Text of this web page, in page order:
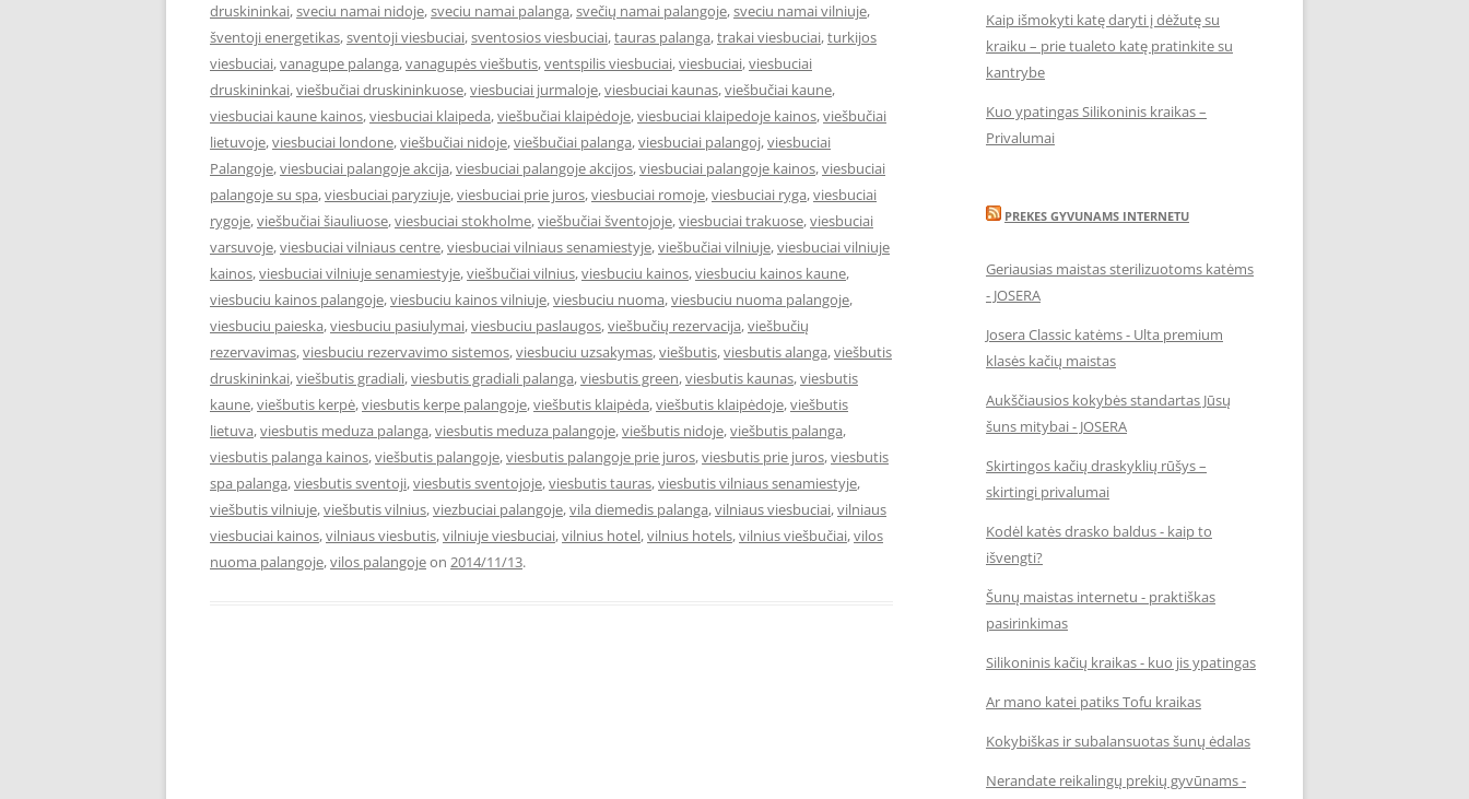
druskininkai,sveciu namai nidoje,sveciu namai palanga,svečių namai palangoje,sveciu namai vilniuje,
šventoji energetikas,sventoji viesbuciai,sventosios viesbuciai,tauras palanga,trakai viesbuciai,turkijos
viesbuciai,vanagupe palanga,vanagupės viešbutis,ventspilis viesbuciai,viesbuciai,viesbuciai
druskininkai,viešbučiai druskininkuose,viesbuciai jurmaloje,viesbuciai kaunas,viešbučiai kaune,
viesbuciai kaune kainos,viesbuciai klaipeda,viešbučiai klaipėdoje,viesbuciai klaipedoje kainos,viešbučiai
lietuvoje,viesbuciai londone,viešbučiai nidoje,viešbučiai palanga,viesbuciai palangoj,viesbuciai
Palangoje,viesbuciai palangoje akcija,viesbuciai palangoje akcijos,viesbuciai palangoje kainos,viesbuciai
palangoje su spa,viesbuciai paryziuje,viesbuciai prie juros,viesbuciai romoje,viesbuciai ryga,viesbuciai
rygoje,viešbučiai šiauliuose,viesbuciai stokholme,viešbučiai šventojoje,viesbuciai trakuose,viesbuciai
varsuvoje,viesbuciai vilniaus centre,viesbuciai vilniaus senamiestyje,viešbučiai vilniuje,viesbuciai vilniuje
kainos,viesbuciai vilniuje senamiestyje,viešbučiai vilnius,viesbuciu kainos,viesbuciu kainos kaune,
viesbuciu kainos palangoje,viesbuciu kainos vilniuje,viesbuciu nuoma,viesbuciu nuoma palangoje,
viesbuciu paieska,viesbuciu pasiulymai,viesbuciu paslaugos,viešbučių rezervacija,viešbučių
rezervavimas,viesbuciu rezervavimo sistemos,viesbuciu uzsakymas,viešbutis,viesbutis alanga,viešbutis
druskininkai,viešbutis gradiali,viesbutis gradiali palanga,viesbutis green,viesbutis kaunas,viesbutis
kaune,viešbutis kerpė,viesbutis kerpe palangoje,viešbutis klaipėda,viešbutis klaipėdoje,viešbutis
lietuva,viesbutis meduza palanga,viesbutis meduza palangoje,viešbutis nidoje,viešbutis palanga,
viesbutis palanga kainos,viešbutis palangoje,viesbutis palangoje prie juros,viesbutis prie juros,viesbutis
spa palanga,viesbutis sventoji,viesbutis sventojoje,viesbutis tauras,viesbutis vilniaus senamiestyje,
viešbutis vilniuje,viešbutis vilnius,viezbuciai palangoje,vila diemedis palanga,vilniaus viesbuciai,vilniaus
viesbuciai kainos,vilniaus viesbutis,vilniuje viesbuciai,vilnius hotel,vilnius hotels,vilnius viešbučiai,vilos
nuoma palangoje,vilos palangojeon 2014/11/13.
Kaip išmokyti katę daryti į dėžutę su
kraiku – prie tualeto katę pratinkite su
kantrybe
Kuo ypatingas Silikoninis kraikas –
Privalumai
PREKES GYVUNAMS INTERNETU
Geriausias maistas sterilizuotoms katėms
- JOSERA
Josera Classic katėms - Ulta premium
klasės kačių maistas
Aukščiausios kokybės standartas Jūsų
šuns mitybai - JOSERA
Skirtingos kačių draskyklių rūšys –
skirtingi privalumai
Kodėl katės drasko baldus - kaip to
išvengti?
Šunų maistas internetu - praktiškas
pasirinkimas
Silikoninis kačių kraikas - kuo jis ypatingas
Ar mano katei patiks Tofu kraikas
Kokybiškas ir subalansuotas šunų ėdalas
Nerandate reikalingų prekių gyvūnams -